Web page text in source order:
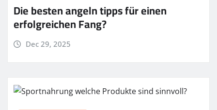
Die besten angeln tipps für einen
erfolgreichen Fang?
Dec 29, 2025